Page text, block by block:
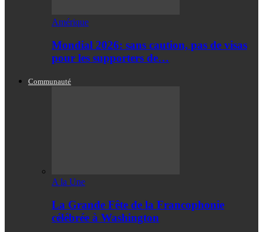
Amérique
Mondial 2026: sans caution, pas de visas
pour les supporters de…
Communauté
A la Une
La Grande Fête de la Francophonie
célébrée à Washington